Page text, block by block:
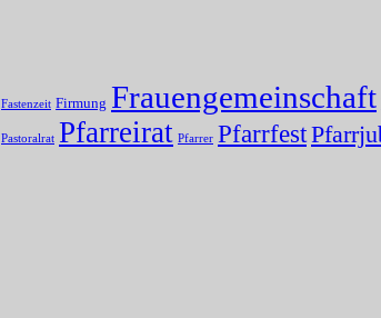
Fastenzeit Firmung Frauengemeinschaft
Pastoralrat Pfarreirat Pfarrer Pfarrfest